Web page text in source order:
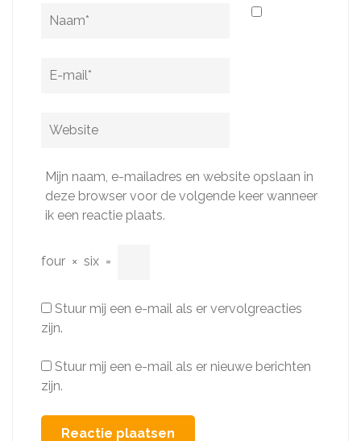
Naam
E-
Website
Mijn naam, e-mailadres en website opslaan in
deze browser voor de volgende keer wanneer
ik een reactie plaats.
four × six =
Stuur mij een e-mail als er vervolgreacties
zijn.
Stuur mij een e-mail als er nieuwe berichten
zijn.